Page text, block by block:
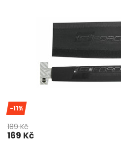
-11%
189 Kč
169 Kč